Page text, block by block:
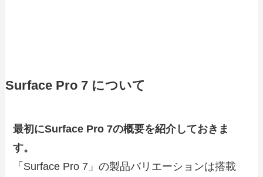
Surface Pro 7 について
最初にSurface Pro 7の概要を紹介しておきま
す。
「Surface Pro 7」の製品バリエーションは搭載